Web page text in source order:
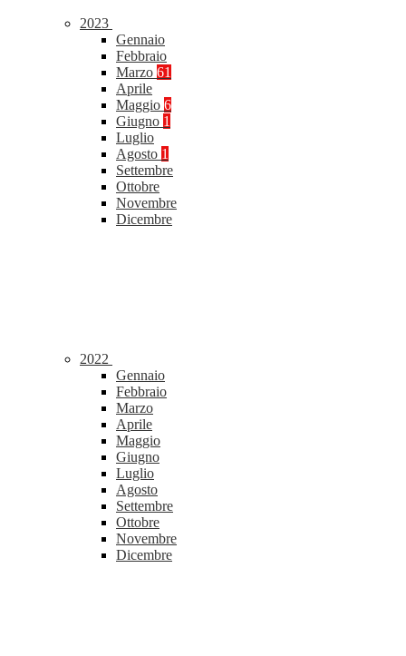
2023
Gennaio
Febbraio
Marzo 61
Aprile
Maggio 6
Giugno 1
Luglio
Agosto 1
Settembre
Ottobre
Novembre
Dicembre
2022
Gennaio
Febbraio
Marzo
Aprile
Maggio
Giugno
Luglio
Agosto
Settembre
Ottobre
Novembre
Dicembre